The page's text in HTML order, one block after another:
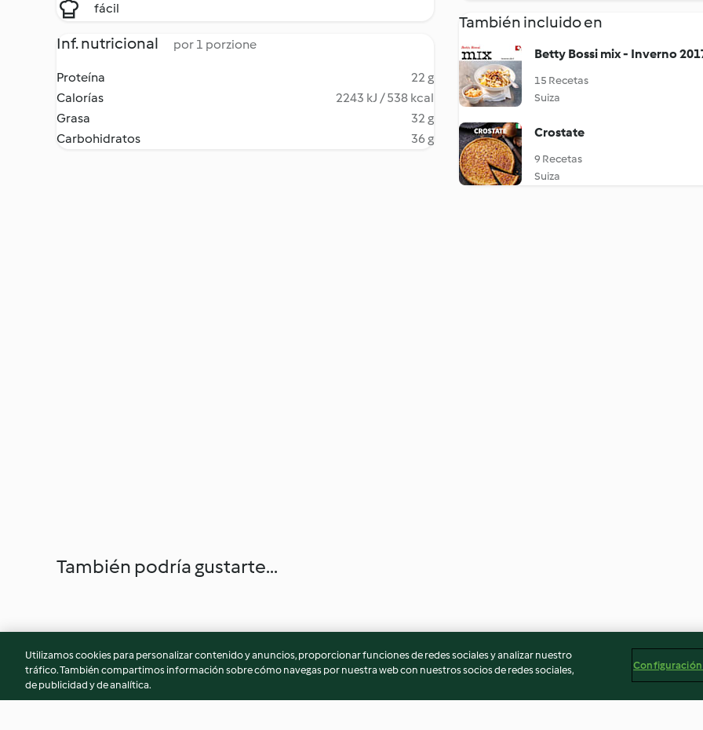
fácil
Inf. nutricional por 1 porzione
Proteína
22 g
Calorías
2243 kJ / 538 kcal
Grasa
32 g
Carbohidratos
36 g
También incluido en
Betty Bossi mix - Inverno
15 Recetas
Suiza
Crostate
9 Recetas
Suiza
También podría gustarte...
Utilizamos cookies para personalizar contenido y anuncios, proporcionar funciones de redes sociales y analizar nuestro
tráfico. También compartimos información sobre cómo navegas por nuestra web con nuestros socios de redes sociales,
de publicidad y de analítica.
Configuración